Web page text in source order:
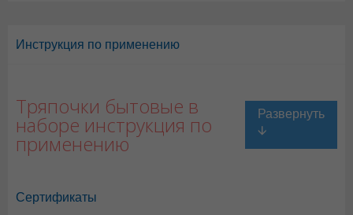
Инструкция по применению
Тряпочки бытовые в
наборе инструкция по
применению
Сертификаты